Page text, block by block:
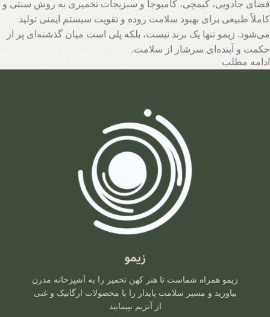
فضای جادویی، کیمچی، کامبوجا و سبزیجات تخمیری به روش سنتی و
کاملاً طبیعی برای بهبود سلامت روده و تقویت سیستم ایمنی تولید
می‌شود. زیمو تنها یک برند نیست، بلکه پلی است میان گذشته‌ای پر از
حکمت و آینده‌ای سرشار از سلامت.
می‌کند. اینجا جایی است که هر قطره سرکه سیب، هر برگ سبزی
تخمیری و هر جرعه نوشیدنی پروبیوتیک، داستانی از عشق به طبیعت و
علاقه به سلامت انسان روایت می‌کند. با زیمو، شما نه تنها محصولی
خریداری می‌کنید، بلکه سبک زندگی‌ای طبیعی و پایدار را انتخاب
می‌کنید که ریشه در فرهنگ اصیل و شاخه در آسمان علم امروز دارد.
ادامه مطلب
زیمو
زیمو همراه شماست تا هنر کهن تخمیر را به آشپزخانه مدرن
بیاورید و مسیر سلامت پایدار را با محصولات ارگانیک و غنی
از آنزیم بپیمایید